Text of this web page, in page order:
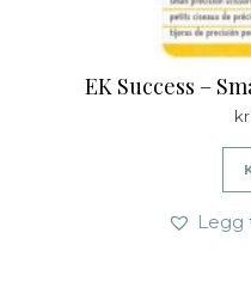
EK Success –
kr
Legg